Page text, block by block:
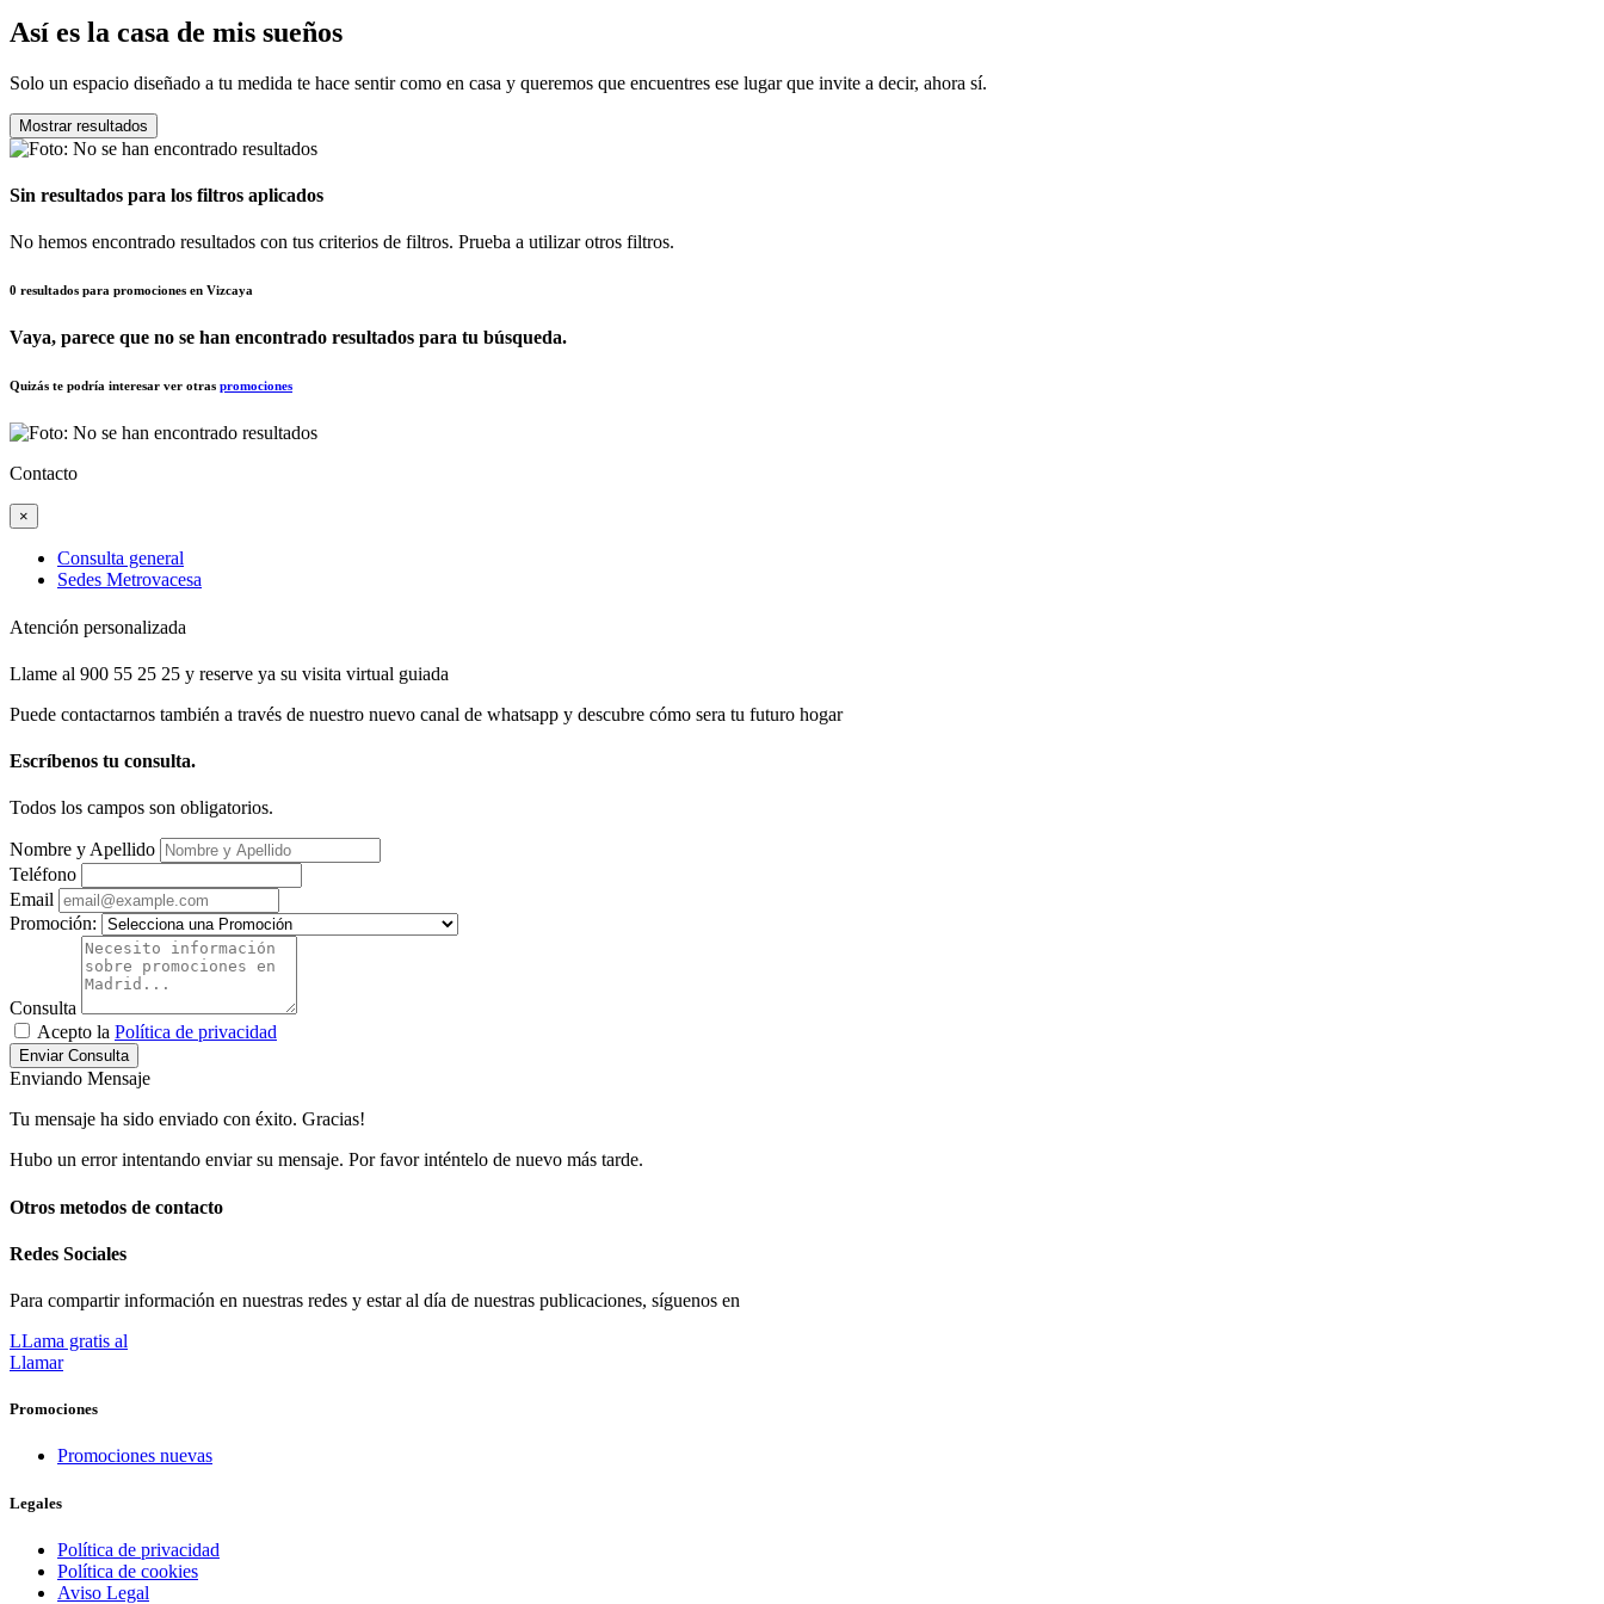
Así es la casa de mis sueños
Solo un espacio diseñado a tu medida te hace sentir como en casa y queremos que encuentres ese lugar que invite a decir, ahora sí.
Mostrar resultados
Sin resultados para los filtros aplicados
No hemos encontrado resultados con tus criterios de filtros. Prueba a utilizar otros filtros.
0 resultados para promociones en Vizcaya
Vaya, parece que no se han encontrado resultados para tu búsqueda.
Quizás te podría interesar ver otras promociones
Contacto
×
Consulta general
Sedes Metrovacesa
Atención personalizada
Llame al 900 55 25 25 y reserve ya su visita virtual guiada
Puede contactarnos también a través de nuestro nuevo canal de whatsapp y descubre cómo sera tu futuro hogar
Escríbenos tu consulta.
Todos los campos son obligatorios.
Nombre y Apellido
Teléfono
Email
Promoción:
Consulta
Acepto la Política de privacidad
Enviar Consulta
Enviando Mensaje
Tu mensaje ha sido enviado con éxito. Gracias!
Hubo un error intentando enviar su mensaje. Por favor inténtelo de nuevo más tarde.
Otros metodos de contacto
Redes Sociales
Para compartir información en nuestras redes y estar al día de nuestras publicaciones, síguenos en
LLama gratis al
Llamar
Promociones
Promociones nuevas
Legales
Política de privacidad
Política de cookies
Aviso Legal